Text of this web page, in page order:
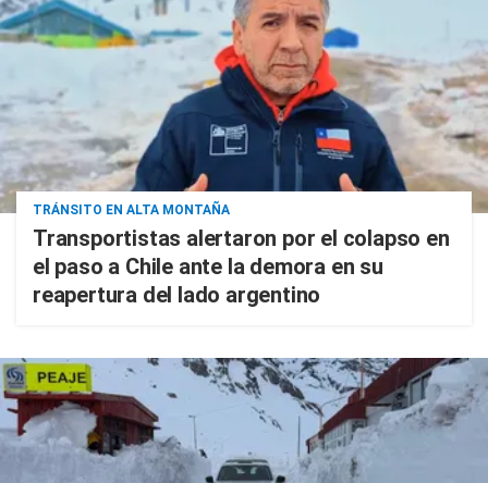
TRÁNSITO EN ALTA MONTAÑA
Transportistas alertaron por el colapso en
el paso a Chile ante la demora en su
reapertura del lado argentino